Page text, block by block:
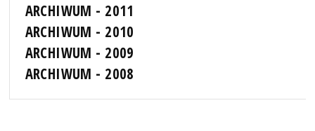
ARCHIWUM - 2011
ARCHIWUM - 2010
ARCHIWUM - 2009
ARCHIWUM - 2008